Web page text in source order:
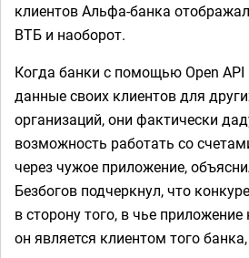
клиентов Альфа-банка
ВТБ и наоборот.
Когда банки с помощью Open API
данные своих клиентов для
организаций, они фактически
возможность работать со
через чужое приложение,
Безбогов подчеркнул, что
в сторону того, в чье
он является клиентом того